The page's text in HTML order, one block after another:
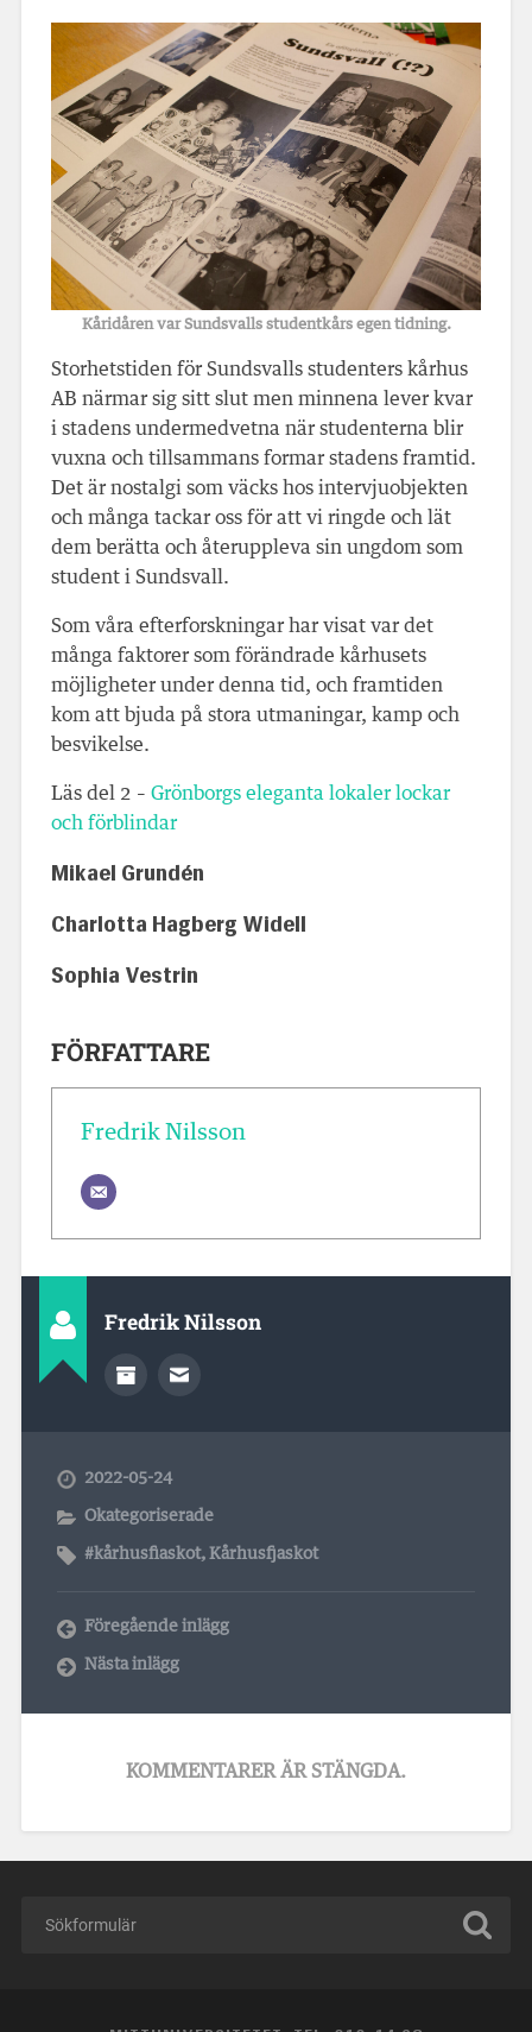
Kåridåren var Sundsvalls studentkårs egen tidning.
Storhetstiden för Sundsvalls studenters kårhus
AB närmar sig sitt slut men minnena lever kvar
i stadens undermedvetna när studenterna blir
vuxna och tillsammans formar stadens framtid.
Det är nostalgi som väcks hos intervjuobjekten
och många tackar oss för att vi ringde och lät
dem berätta och återuppleva sin ungdom som
student i Sundsvall.
Som våra efterforskningar har visat var det
många faktorer som förändrade kårhusets
möjligheter under denna tid, och framtiden
kom att bjuda på stora utmaningar, kamp och
besvikelse.
Läs del 2 – Grönborgs eleganta lokaler lockar
och förblindar
Mikael Grundén
Charlotta Hagberg Widell
Sophia Vestrin
FÖRFATTARE
Fredrik Nilsson
Fredrik Nilsson
2022-05-24
Okategoriserade
#kårhusfiaskot, Kårhusfjaskot
Föregående inlägg
Nästa inlägg
KOMMENTARER ÄR STÄNGDA.